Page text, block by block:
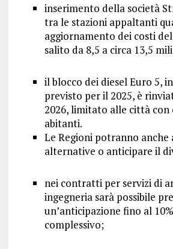
inserimento della società
tra le stazioni appaltanti
aggiornamento dei costi
salito da 8,5 a circa 13,5
il blocco dei diesel Euro 5,
previsto per il 2025, è
2026, limitato alle città con
abitanti.
Le Regioni potranno
alternative o anticipare il
nei contratti per servizi di
ingegneria sarà possibile
un’anticipazione fino al
complessivo;